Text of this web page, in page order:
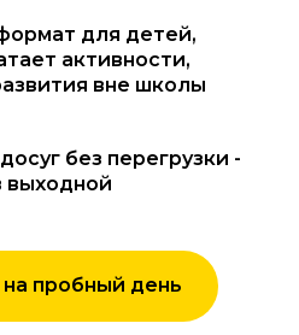
для детей,
активности,
вне школы
без перегрузки -
выходной
пробный день